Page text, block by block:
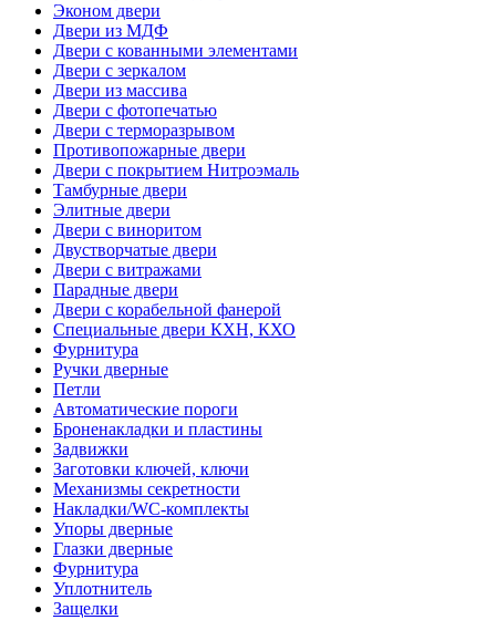
Эконом двери
Двери из МДФ
Двери с кованными элементами
Двери с зеркалом
Двери из массива
Двери с фотопечатью
Двери с терморазрывом
Противопожарные двери
Двери с покрытием Нитроэмаль
Тамбурные двери
Элитные двери
Двери с виноритом
Двустворчатые двери
Двери с витражами
Парадные двери
Двери с корабельной фанерой
Специальные двери КХН, КХО
Фурнитура
Ручки дверные
Петли
Автоматические пороги
Броненакладки и пластины
Задвижки
Заготовки ключей, ключи
Механизмы секретности
Накладки/WC-комплекты
Упоры дверные
Глазки дверные
Фурнитура
Уплотнитель
Защелки